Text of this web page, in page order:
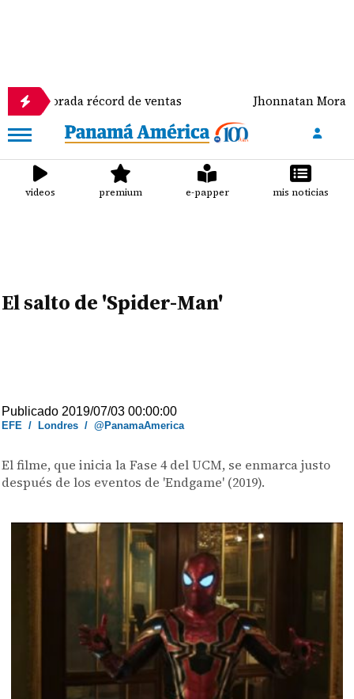
récord de ventas Jhonnatan Mora se
videos premium e-papper mis noticias
El salto de 'Spider-Man'
Publicado 2019/07/03 00:00:00
EFE / Londres /@PanamaAmerica
El filme, que inicia la Fase 4 del UCM, se enmarca justo
después de los eventos de 'Endgame' (2019).